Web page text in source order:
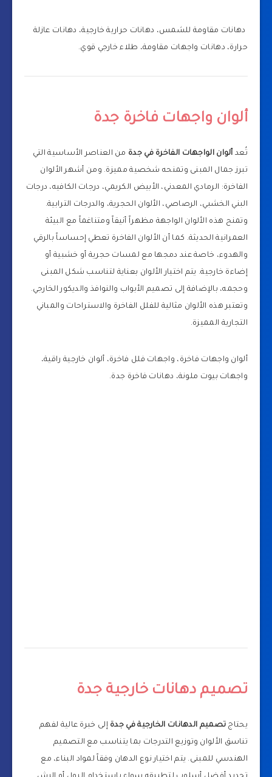
دهانات مقاومة للشمس، دهانات حرارية خارجية، دهانات عازلة
حرارة، دهانات واجهات مقاومة، طلاء خارجي قوي.
ألوان واجهات فاخرة جدة
تُعد ألوان الواجهات الفاخرة في جدة من العناصر الأساسية التي
تبرز جمال المبنى وتمنحه شخصية مميزة. ومن أشهر الألوان
الفاخرة: الرمادي المعدني، الأبيض الكريمي، درجات الكافيه، درجات
البني الخشبي، الرصاصي، الألوان الحجرية، والدرجات الترابية.
وتمنح هذه الألوان الواجهة مظهراً أنيقاً ومتناغماً مع البيئة
العمرانية الحديثة. كما أن الألوان الفاخرة تعطي إحساساً بالرقي
والهدوء، خاصة عند دمجها مع لمسات حجرية أو خشبية أو
إضاءة خارجية. يتم اختيار الألوان بعناية لتناسب شكل المبنى
وحجمه، بالإضافة إلى تصميم الأبواب والنوافذ والديكور الخارجي.
وتعتبر هذه الألوان مثالية للفلل الفاخرة والاستراحات والمباني
التجارية المميزة.
ألوان واجهات فاخرة، واجهات فلل فاخرة، ألوان خارجية راقية،
واجهات بيوت ملونة، دهانات فاخرة جدة.
تصميم دهانات خارجية جدة
يحتاج تصميم الدهانات الخارجية في جدة إلى خبرة عالية لفهم
تناسق الألوان وتوزيع التدرجات بما يتناسب مع التصميم
الهندسي للمبنى. يتم اختيار نوع الدهان وفقاً لمواد البناء، مع